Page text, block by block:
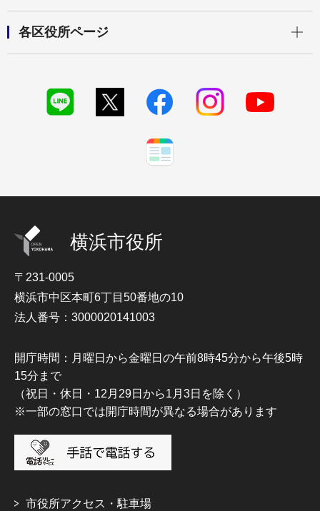
各区役所ページ
横浜市役所
〒231-0005
横浜市中区本町6丁目50番地の10
法人番号：3000020141003
開庁時間：月曜日から金曜日の午前8時45分から午後5時
15分まで
（祝日・休日・12月29日から1月3日を除く）
※一部の窓口では開庁時間が異なる場合があります
市役所アクセス・駐車場